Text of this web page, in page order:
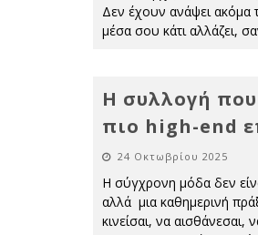
Δεν έχουν ανάψει ακόμα
μέσα σου κάτι αλλάζει,
Η συλλογή που
πιο high-end
24 Οκτωβρίου 2025
Η σύγχρονη μόδα δεν
αλλά μια καθημερινή
κινείσαι, να αισθάνεσαι,